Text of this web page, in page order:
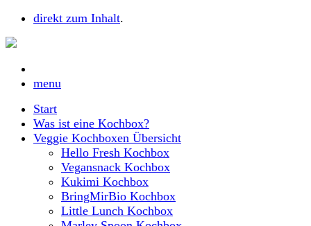
direkt zum Inhalt.
menu
Start
Was ist eine Kochbox?
Veggie Kochboxen Übersicht
Hello Fresh Kochbox
Vegansnack Kochbox
Kukimi Kochbox
BringMirBio Kochbox
Little Lunch Kochbox